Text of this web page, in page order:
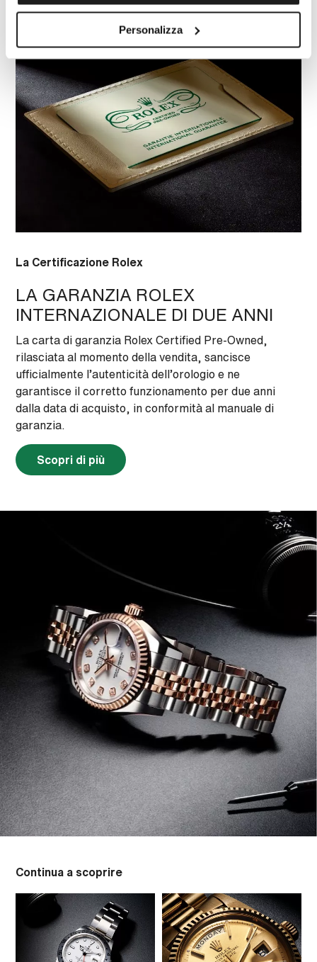
Personalizza
La Certificazione Rolex
LA GARANZIA ROLEX
INTERNAZIONALE DI DUE ANNI
La carta di garanzia Rolex Certified Pre-Owned,
rilasciata al momento della vendita, sancisce
ufficialmente l’autenticità dell’orologio e ne
garantisce il corretto funzionamento per due anni
dalla data di acquisto, in conformità al manuale di
garanzia.
Scopri di più
Continua a scoprire